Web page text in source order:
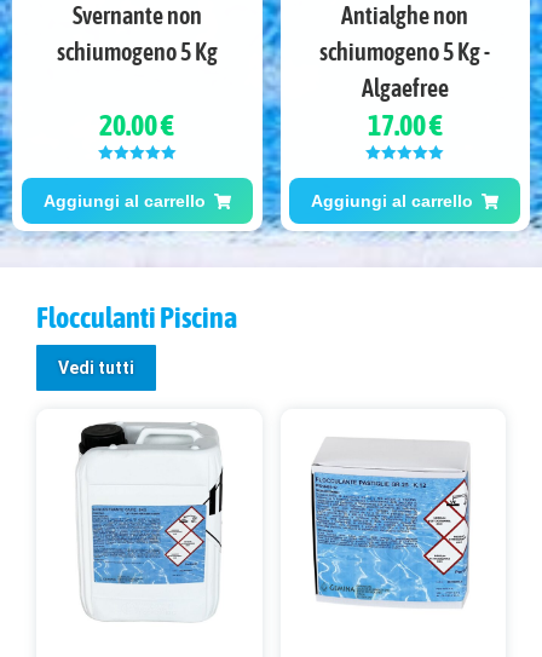
Svernante non
schiumogeno 5 Kg
20.00 €
Aggiungi al carrello
Antialghe non
schiumogeno 5 Kg -
Algaefree
17.00 €
Aggiungi al carrello
Flocculanti Piscina
Vedi tutti